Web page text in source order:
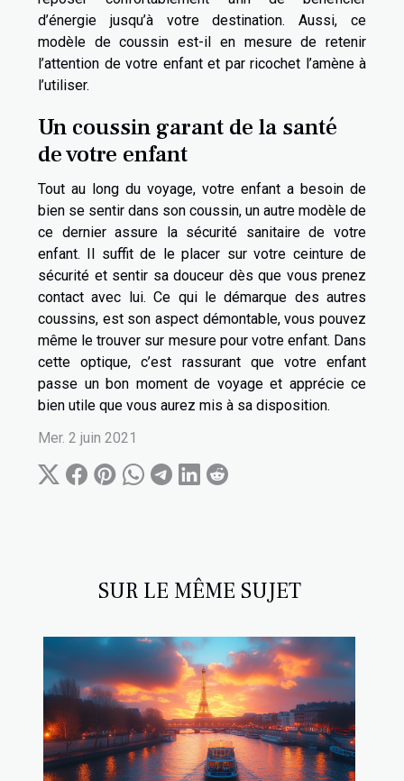
d’énergie jusqu’à votre destination. Aussi, ce
modèle de coussin est-il en mesure de retenir
l’attention de votre enfant et par ricochet l’amène à
l’utiliser.
Un coussin garant de la santé
de votre enfant
Tout au long du voyage, votre enfant a besoin de
bien se sentir dans son coussin, un autre modèle de
ce dernier assure la sécurité sanitaire de votre
enfant. Il suffit de le placer sur votre ceinture de
sécurité et sentir sa douceur dès que vous prenez
contact avec lui. Ce qui le démarque des autres
coussins, est son aspect démontable, vous pouvez
même le trouver sur mesure pour votre enfant. Dans
cette optique, c’est rassurant que votre enfant
passe un bon moment de voyage et apprécie ce
bien utile que vous aurez mis à sa disposition.
Mer. 2 juin 2021
SUR LE MÊME SUJET